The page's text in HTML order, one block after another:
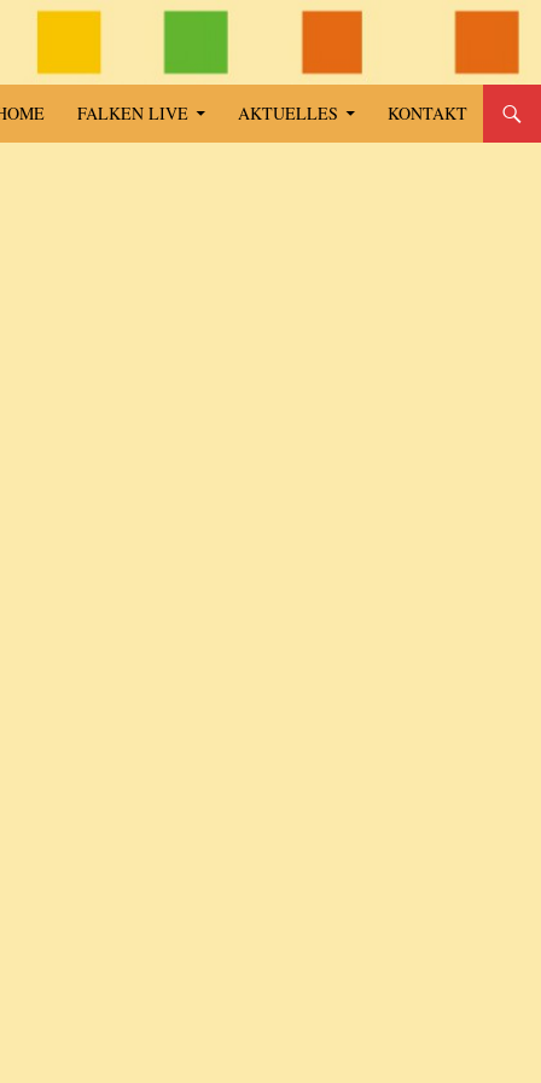
FALKEN LIVE AKTUELLES KONTAKT